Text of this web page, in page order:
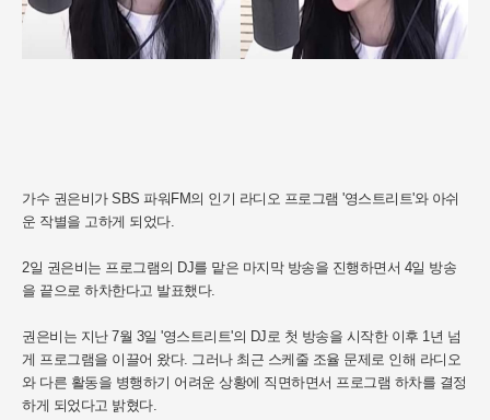
가수 권은비가 SBS 파워FM의 인기 라디오 프로그램 '영스트리트'와 아쉬
운 작별을 고하게 되었다.
2일 권은비는 프로그램의 DJ를 맡은 마지막 방송을 진행하면서 4일 방송
을 끝으로 하차한다고 발표했다.
권은비는 지난 7월 3일 '영스트리트'의 DJ로 첫 방송을 시작한 이후 1년 넘
게 프로그램을 이끌어 왔다. 그러나 최근 스케줄 조율 문제로 인해 라디오
와 다른 활동을 병행하기 어려운 상황에 직면하면서 프로그램 하차를 결정
하게 되었다고 밝혔다.